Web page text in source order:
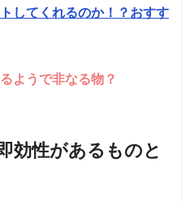
してくれるのか！？おすす
ようで非なる物？
効性があるものと